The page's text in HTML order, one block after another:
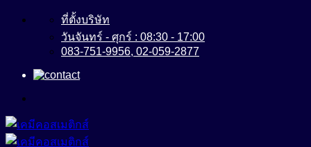
ข้าม
เนื้อหา
ที่ตั้งบริษัท
วันจันทร์ - ศุกร์ : 08:30 - 17:00
083-751-9956, 02-059-2877